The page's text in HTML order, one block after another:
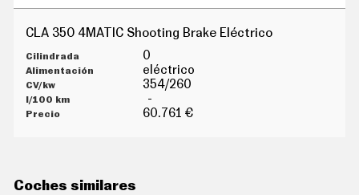
CLA 350 4MATIC Shooting Brake Eléctrico
0
eléctrico
354/260
-
60.761 €
Coches similares